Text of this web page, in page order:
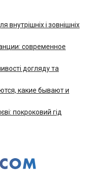
внутрішніх і зовнішніх
современное
догляду та
какие бывают и
покроковий гід